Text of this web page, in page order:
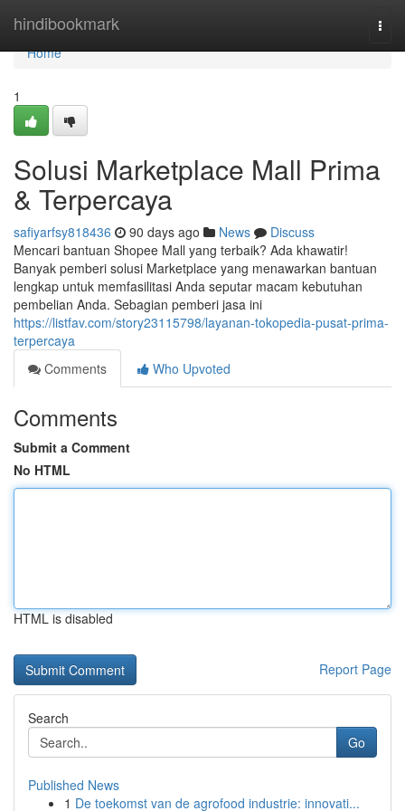
hindibookmark
Home
Home
1
Solusi Marketplace Mall Prima
& Terpercaya
safiyarfsy818436 90 days ago News
Discuss
Mencari bantuan Shopee Mall yang terbaik? Ada khawatir!
Banyak pemberi solusi Marketplace yang menawarkan bantuan
lengkap untuk memfasilitasi Anda seputar macam kebutuhan
pembelian Anda. Sebagian pemberi jasa ini
https://listfav.com/story23115798/layanan-tokopedia-pusat-prima-
terpercaya
Comments
Who Upvoted
Comments
Submit a Comment
No HTML
HTML is disabled
Report Page
Search
Go
Published News
1 De toekomst van de agrofood industrie: innovati...